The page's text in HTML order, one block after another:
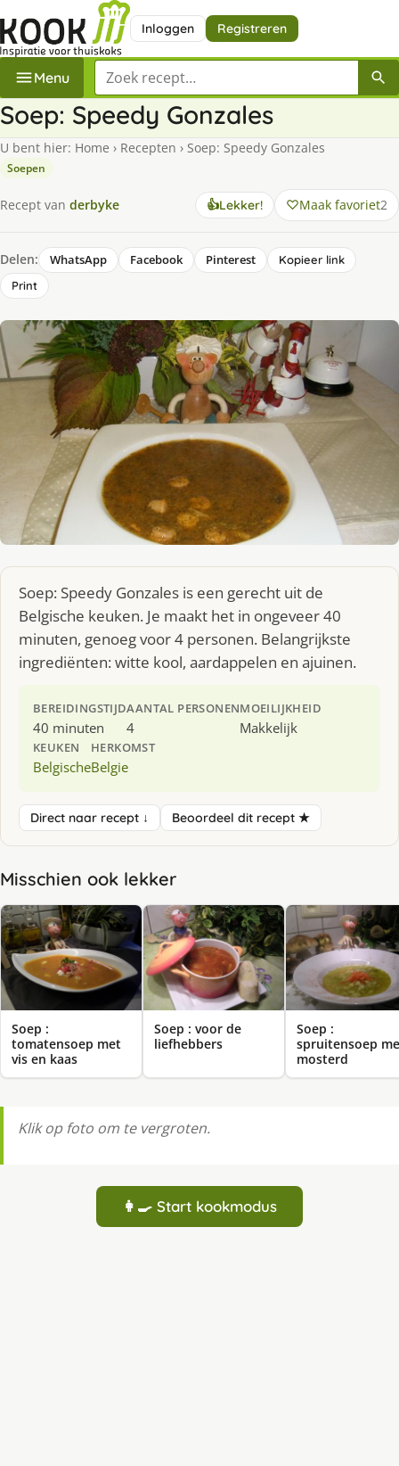
Inloggen Registreren
Menu Zoek een recept
Soep: Speedy Gonzales
U bent hier: Home › Recepten › Soep: Speedy Gonzales
Soepen
Recept van derbyke 👍Lekker! Maak favoriet2
Delen: WhatsApp Facebook Pinterest
Kopieer link
Print
Soep: Speedy Gonzales is een gerecht uit de
Belgische keuken. Je maakt het in ongeveer 40
minuten, genoeg voor 4 personen. Belangrijkste
ingrediënten: witte kool, aardappelen en ajuinen.
BEREIDINGSTIJD
40 minuten
AANTAL PERSONEN
4
MOEILIJKHEID
Makkelijk
KEUKEN
Belgische
HERKOMST
Belgie
Direct naar recept ↓ Beoordeel dit recept ★
Misschien ook lekker
Soep :
tomatensoep met
vis en kaas
Soep : voor de
liefhebbers
Soep :
spruitensoep
mosterd
Klik op foto om te vergroten.
👩‍🍳 Start kookmodus